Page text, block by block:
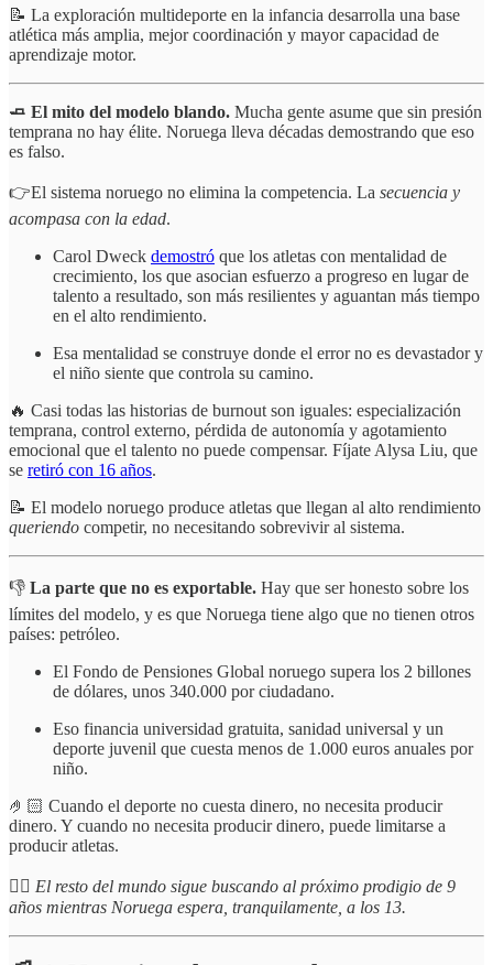
📝 La exploración multideporte en la infancia desarrolla una base
atlética más amplia, mejor coordinación y mayor capacidad de
aprendizaje motor.
🧈 El mito del modelo blando. Mucha gente asume que sin presión
temprana no hay élite. Noruega lleva décadas demostrando que eso
es falso.
👉El sistema noruego no elimina la competencia. La secuencia y
acompasa con la edad.
Carol Dweck demostró que los atletas con mentalidad de
crecimiento, los que asocian esfuerzo a progreso en lugar de
talento a resultado, son más resilientes y aguantan más tiempo
en el alto rendimiento.
Esa mentalidad se construye donde el error no es devastador y
el niño siente que controla su camino.
🔥 Casi todas las historias de burnout son iguales: especialización
temprana, control externo, pérdida de autonomía y agotamiento
emocional que el talento no puede compensar. Fíjate Alysa Liu, que
se retiró con 16 años.
📝 El modelo noruego produce atletas que llegan al alto rendimiento
queriendo competir, no necesitando sobrevivir al sistema.
👎 La parte que no es exportable. Hay que ser honesto sobre los
límites del modelo, y es que Noruega tiene algo que no tienen otros
países: petróleo.
El Fondo de Pensiones Global noruego supera los 2 billones
de dólares, unos 340.000 por ciudadano.
Eso financia universidad gratuita, sanidad universal y un
deporte juvenil que cuesta menos de 1.000 euros anuales por
niño.
🤌🏻 Cuando el deporte no cuesta dinero, no necesita producir
dinero. Y cuando no necesita producir dinero, puede limitarse a
producir atletas.
☝🏻 El resto del mundo sigue buscando al próximo prodigio de 9
años mientras Noruega espera, tranquilamente, a los 13.